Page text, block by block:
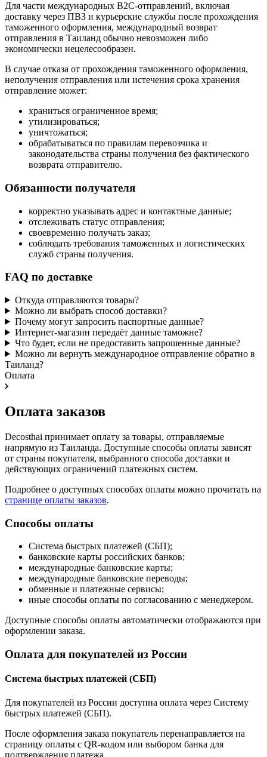
Для части международных B2C-отправлений, включая
доставку через ПВЗ и курьерские службы после прохождения
таможенного оформления, международный возврат
отправления в Таиланд обычно невозможен либо
экономически нецелесообразен.
В случае отказа от прохождения таможенного оформления,
неполучения отправления или истечения срока хранения
отправление может:
храниться ограниченное время;
утилизироваться;
уничтожаться;
обрабатываться по правилам перевозчика и
законодательства страны получения без фактического
возврата отправителю.
Обязанности получателя
корректно указывать адрес и контактные данные;
отслеживать статус отправления;
своевременно получать заказ;
соблюдать требования таможенных и логистических
служб страны получения.
FAQ по доставке
Откуда отправляются товары?
Можно ли выбрать способ доставки?
Почему могут запросить паспортные данные?
Интернет-магазин передаёт данные таможне?
Что будет, если не предоставить запрошенные данные?
Можно ли вернуть международное отправление обратно в
Таиланд?
Оплата
Оплата заказов
Decosthai принимает оплату за товары, отправляемые
напрямую из Таиланда. Доступные способы оплаты зависят
от страны покупателя, выбранного способа доставки и
действующих ограничений платежных систем.
Подробнее о доступных способах оплаты можно прочитать на
странице оплаты заказов.
Способы оплаты
Система быстрых платежей (СБП);
банковские карты российских банков;
международные банковские карты;
международные банковские переводы;
обменные и платежные сервисы;
иные способы оплаты по согласованию с менеджером.
Доступные способы оплаты автоматически отображаются при
оформлении заказа.
Оплата для покупателей из России
Система быстрых платежей (СБП)
Для покупателей из России доступна оплата через Систему
быстрых платежей (СБП).
После оформления заказа покупатель перенаправляется на
страницу оплаты с QR-кодом или выбором банка для
подтверждения платежа.